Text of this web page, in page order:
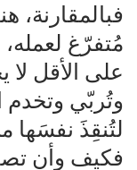
فبالمقارنة،
مُتفرّغ
على الأقل لا
وتُربّي وتخدم
لتُنقِذَ نفسَها
فكيف وأن